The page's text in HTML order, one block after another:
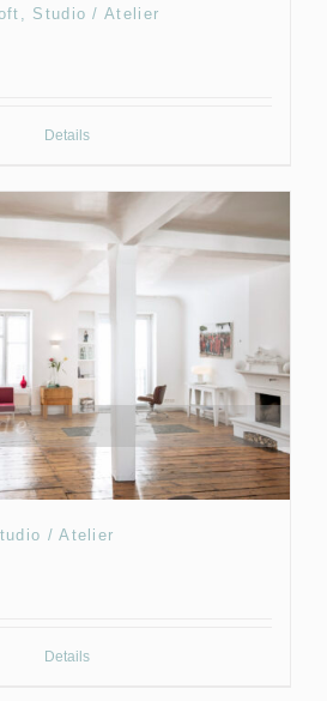
Studio / Atelier
Details
/ Atelier
Details